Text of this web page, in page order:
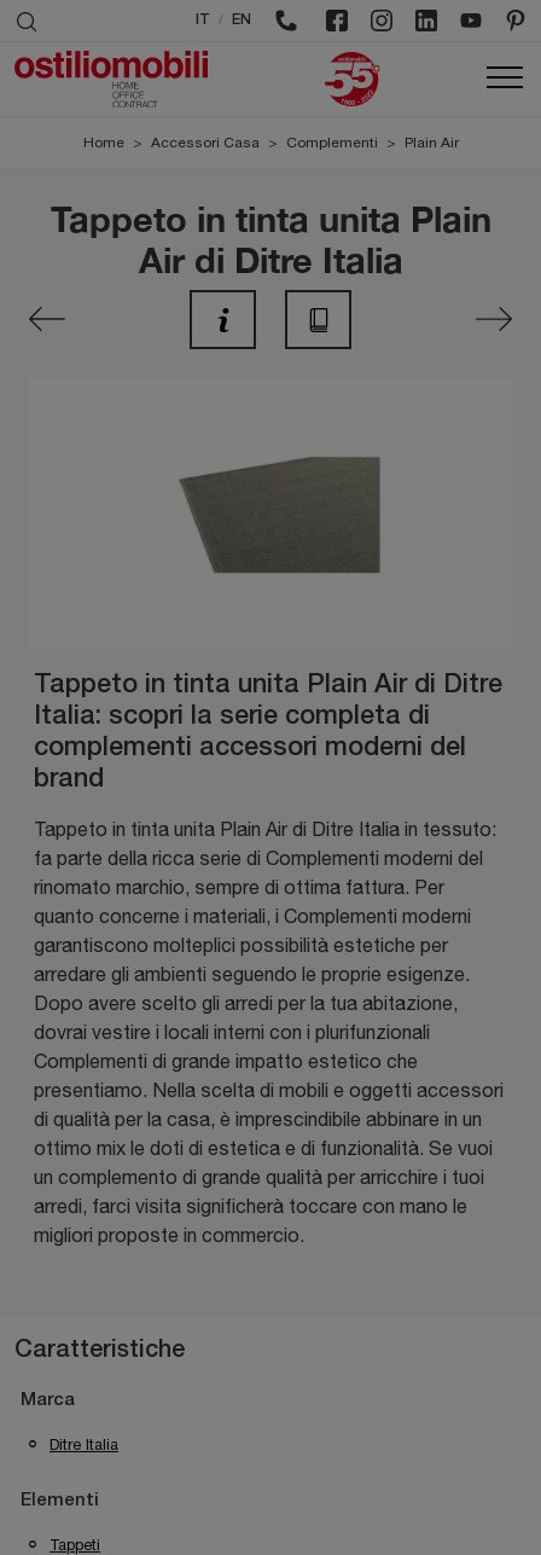
/ EN
Home > Accessori Casa > Complementi > Plain Air
Tappeto in tinta unita Plain
Air di Ditre Italia
Tappeto in tinta unita Plain Air di Ditre
Italia: scopri la serie completa di
complementi accessori moderni del
brand
Tappeto in tinta unita Plain Air di Ditre Italia in tessuto:
fa parte della ricca serie di Complementi moderni del
rinomato marchio, sempre di ottima fattura. Per
quanto concerne i materiali, i Complementi moderni
garantiscono molteplici possibilità estetiche per
arredare gli ambienti seguendo le proprie esigenze.
Dopo avere scelto gli arredi per la tua abitazione,
dovrai vestire i locali interni con i plurifunzionali
Complementi di grande impatto estetico che
presentiamo. Nella scelta di mobili e oggetti accessori
di qualità per la casa, è imprescindibile abbinare in un
ottimo mix le doti di estetica e di funzionalità. Se vuoi
un complemento di grande qualità per arricchire i tuoi
arredi, farci visita significherà toccare con mano le
migliori proposte in commercio.
Caratteristiche
Marca
Ditre Italia
Elementi
Tappeti